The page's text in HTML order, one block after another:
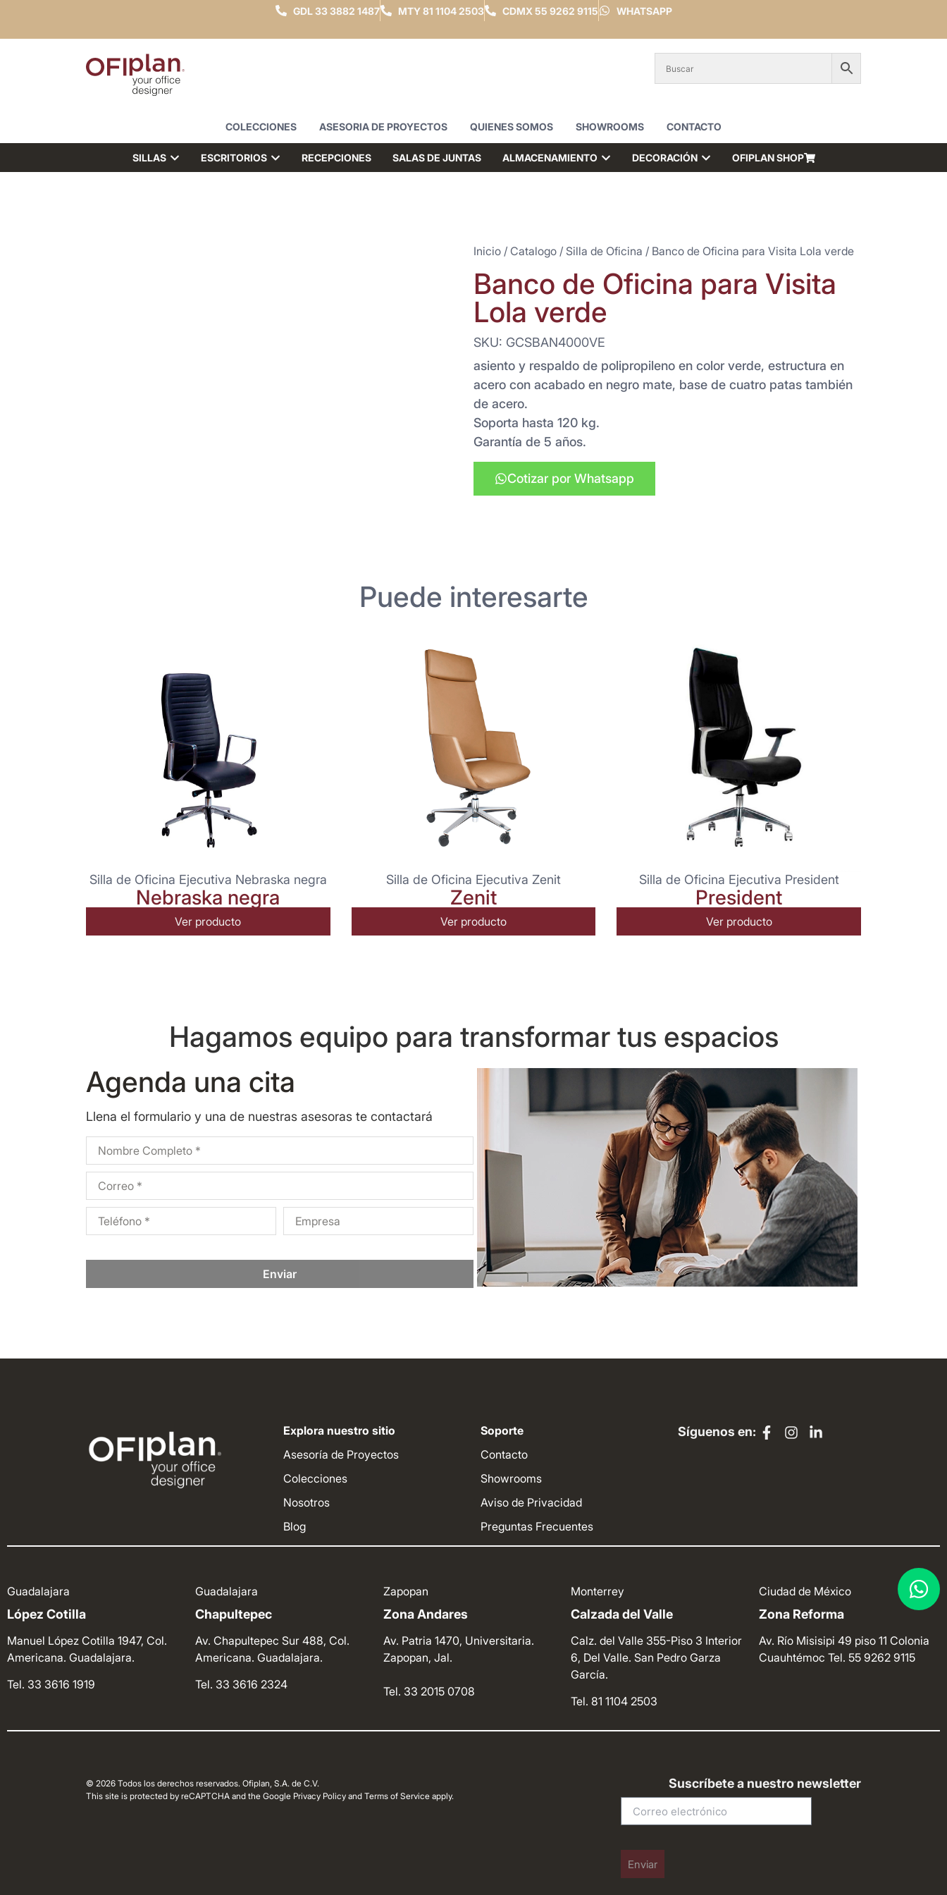
GDL33 3882 1487 MTY81 1104 2503 CDMX 55 9262 9115 WHATSAPP
COLECCIONES ASESORIA DE PROYECTOS QUIENES SOMOS SHOWROOMS CONTACTO
SILLAS ESCRITORIOS RECEPCIONES SALAS DE JUNTAS ALMACENAMIENTO DECORACIÓN OFIPLAN SHOP
Inicio / Catalogo / Silla de Oficina / Banco de Oficina para Visita Lola verde
Banco de Oficina para Visita
Lola verde
SKU: GCSBAN4000VE
asiento y respaldo de polipropileno en color verde, estructura en
acero con acabado en negro mate, base de cuatro patas también
de acero.
Soporta hasta 120 kg.
Garantía de 5 años.
Cotizar por Whatsapp
Puede interesarte
Silla de Oficina Ejecutiva Nebraska negra
Nebraska negra
Ver producto
Silla de Oficina Ejecutiva Zenit
Zenit
Ver producto
Silla de Oficina Ejecutiva President
President
Ver producto
Hagamos equipo para transformar tus espacios
Agenda una cita
Llena el formulario y una de nuestras asesoras te contactará
Enviar
Explora nuestro sitio
Asesoría de Proyectos
Colecciones
Nosotros
Blog
Soporte
Contacto
Showrooms
Aviso de Privacidad
Preguntas Frecuentes
Síguenos en:
Guadalajara
López Cotilla
Manuel López Cotilla 1947, Col.
Americana. Guadalajara.
Tel. 33 3616 1919
Guadalajara
Chapultepec
Av. Chapultepec Sur 488, Col.
Americana. Guadalajara.
Tel. 33 3616 2324
Zapopan
Zona Andares
Av. Patria 1470, Universitaria.
Zapopan, Jal.
Tel. 33 2015 0708
Monterrey
Calzada del Valle
Calz. del Valle 355-Piso 3 Interior
6, Del Valle. San Pedro Garza
García.
Tel. 81 1104 2503
Ciudad de México
Zona Reforma
Av. Río Misisipi 49 piso 11 Colonia
CuauhtémocTel. 55 9262 9115
© 2026 Todos los derechos reservados. Ofiplan, S.A. de C.V.
This site is protected by reCAPTCHA and the Google Privacy Policy and Terms of Service apply.
Suscríbete a nuestro newsletter
Enviar